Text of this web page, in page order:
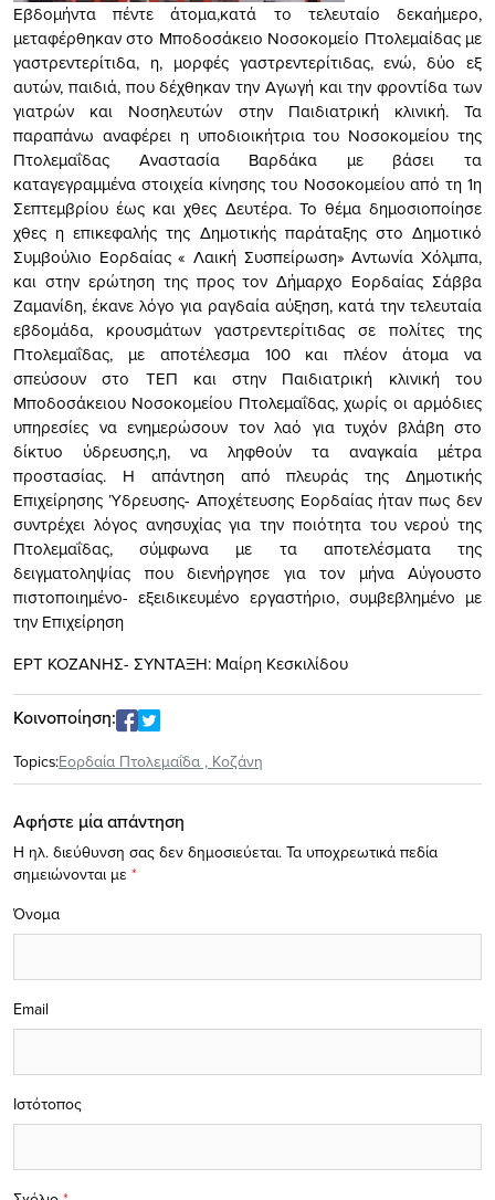
Εβδομήντα πέντε άτομα,κατά το τελευταίο δεκαήμερο,
μεταφέρθηκαν στο Μποδοσάκειο Νοσοκομείο Πτολεμαίδας με
γαστρεντερίτιδα, η, μορφές γαστρεντερίτιδας, ενώ, δύο εξ
αυτών, παιδιά, που δέχθηκαν την Αγωγή και την φροντίδα των
γιατρών και Νοσηλευτών στην Παιδιατρική κλινική. Τα
παραπάνω αναφέρει η υποδιοικήτρια του Νοσοκομείου της
Πτολεμαΐδας Αναστασία Βαρδάκα με βάσει τα
καταγεγραμμένα στοιχεία κίνησης του Νοσοκομείου από τη 1η
Σεπτεμβρίου έως και χθες Δευτέρα. Το θέμα δημοσιοποίησε
χθες η επικεφαλής της Δημοτικής παράταξης στο Δημοτικό
Συμβούλιο Εορδαίας « Λαική Συσπείρωση» Αντωνία Χόλμπα,
και στην ερώτηση της προς τον Δήμαρχο Εορδαίας Σάββα
Ζαμανίδη, έκανε λόγο για ραγδαία αύξηση, κατά την τελευταία
εβδομάδα, κρουσμάτων γαστρεντερίτιδας σε πολίτες της
Πτολεμαΐδας, με αποτέλεσμα 100 και πλέον άτομα να
σπεύσουν στο ΤΕΠ και στην Παιδιατρική κλινική του
Μποδοσάκειου Νοσοκομείου Πτολεμαΐδας, χωρίς οι αρμόδιες
υπηρεσίες να ενημερώσουν τον λαό για τυχόν βλάβη στο
δίκτυο ύδρευσης,η, να ληφθούν τα αναγκαία μέτρα
προστασίας. Η απάντηση από πλευράς της Δημοτικής
Επιχείρησης Ύδρευσης- Αποχέτευσης Εορδαίας ήταν πως δεν
συντρέχει λόγος ανησυχίας για την ποιότητα του νερού της
Πτολεμαΐδας, σύμφωνα με τα αποτελέσματα της
δειγματοληψίας που διενήργησε για τον μήνα Αύγουστο
πιστοποιημένο- εξειδικευμένο εργαστήριο, συμβεβλημένο με
την Επιχείρηση
ΕΡΤ ΚΟΖΑΝΗΣ- ΣΥΝΤΑΞΗ: Μαίρη Κεσκιλίδου
Κοινοποίηση:
Topics:Εορδαία Πτολεμαΐδα , Κοζάνη
Αφήστε μία απάντηση
Η ηλ. διεύθυνση σας δεν δημοσιεύεται. Τα υποχρεωτικά πεδία
σημειώνονται με *
Όνομα
Email
Ιστότοπος